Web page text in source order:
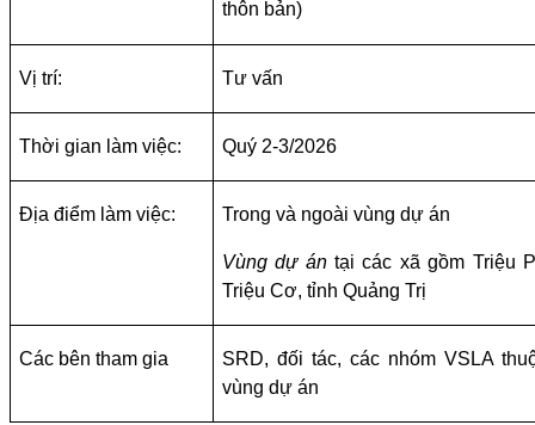
thôn bản)
Vị trí: Tư vấn
Thời gian làm việc: Quý 2-3/2026
Địa điểm làm việc: Trong và ngoài vùng dự án
Vùng dự ántại các xã gồm Triệu
Triệu Cơ, tỉnh Quảng Trị
Các bên tham gia
SRD, đối tác, các nhóm VSLA
vùng dự án